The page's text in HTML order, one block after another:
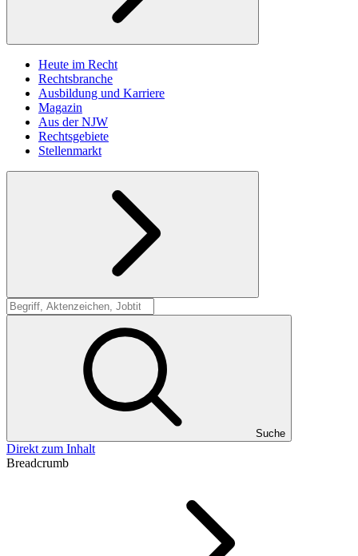
Heute im Recht
Rechtsbranche
Ausbildung und Karriere
Magazin
Aus der NJW
Rechtsgebiete
Stellenmarkt
Suche
Suche
Direkt zum Inhalt
Breadcrumb